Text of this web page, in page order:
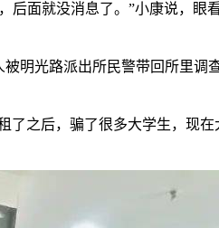
面就没消息了。”小康说，眼
明光路派出所民警带回所里调
之后，骗了很多大学生，现